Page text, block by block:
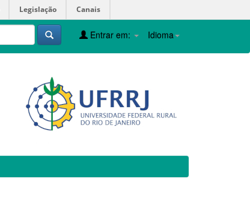
Legislação Canais
Idioma
Entrar em: